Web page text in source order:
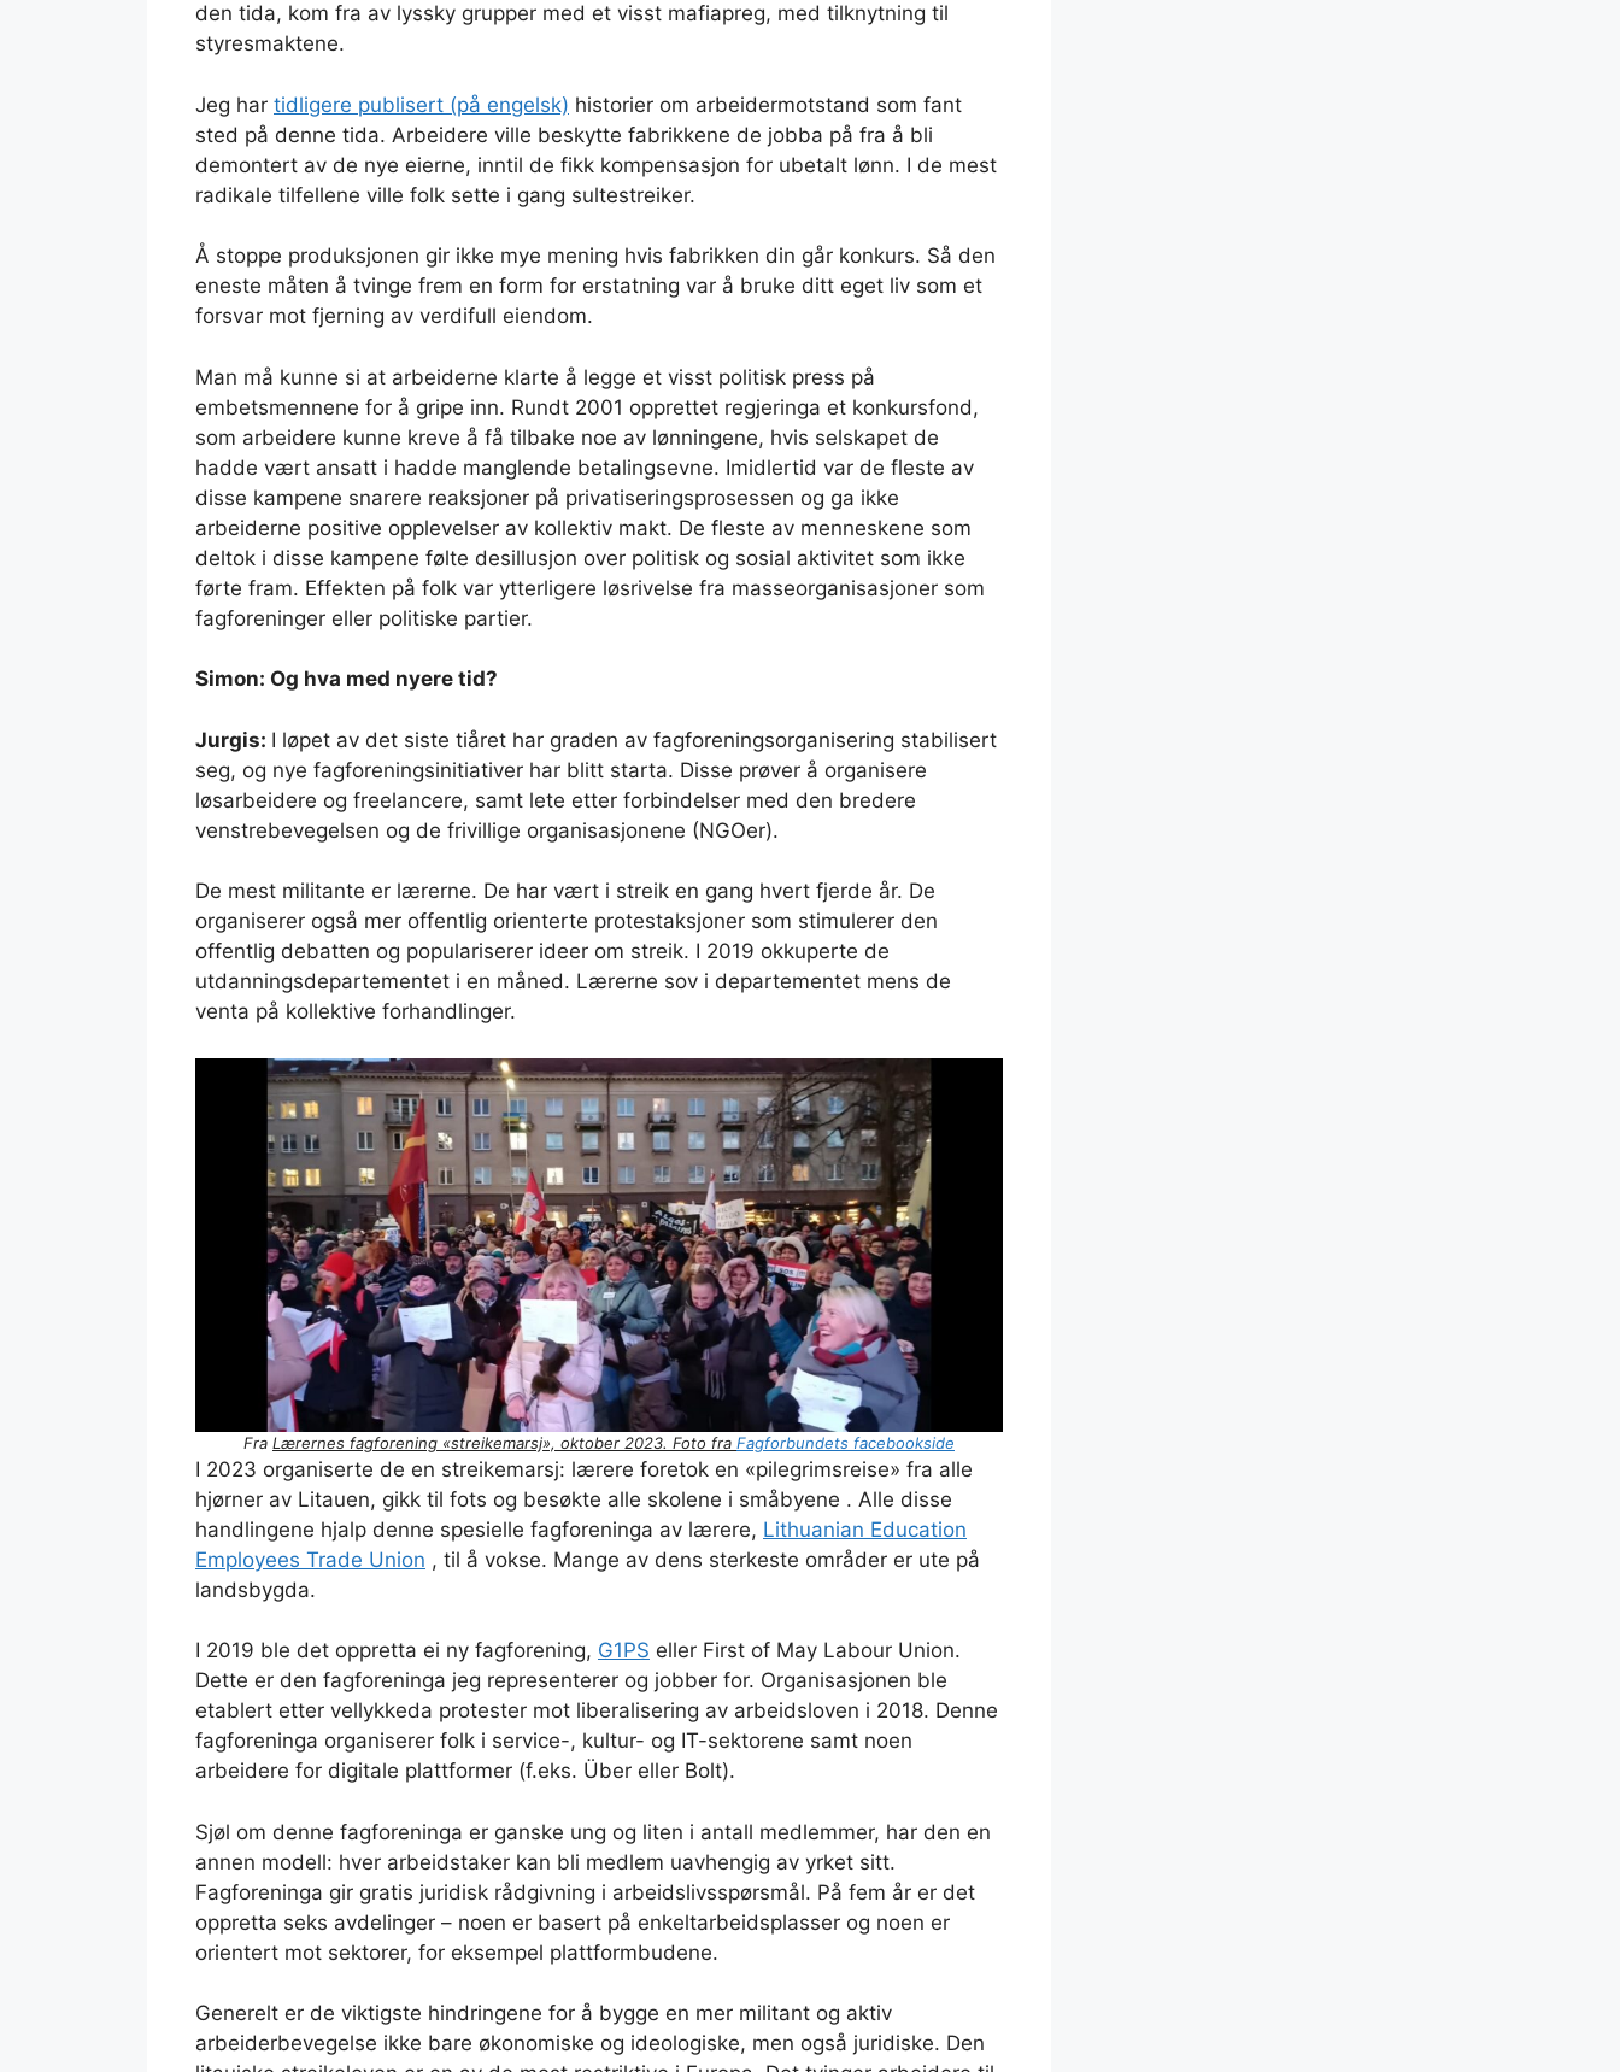
den tida, kom fra av lyssky grupper med et visst mafiapreg, med tilknytning til
styresmaktene.
Jeg har tidligere publisert (på engelsk) historier om arbeidermotstand som fant
sted på denne tida. Arbeidere ville beskytte fabrikkene de jobba på fra å bli
demontert av de nye eierne, inntil de fikk kompensasjon for ubetalt lønn. I de mest
radikale tilfellene ville folk sette i gang sultestreiker.
Å stoppe produksjonen gir ikke mye mening hvis fabrikken din går konkurs. Så den
eneste måten å tvinge frem en form for erstatning var å bruke ditt eget liv som et
forsvar mot fjerning av verdifull eiendom.
Man må kunne si at arbeiderne klarte å legge et visst politisk press på
embetsmennene for å gripe inn. Rundt 2001 opprettet regjeringa et konkursfond,
som arbeidere kunne kreve å få tilbake noe av lønningene, hvis selskapet de
hadde vært ansatt i hadde manglende betalingsevne. Imidlertid var de fleste av
disse kampene snarere reaksjoner på privatiseringsprosessen og ga ikke
arbeiderne positive opplevelser av kollektiv makt. De fleste av menneskene som
deltok i disse kampene følte desillusjon over politisk og sosial aktivitet som ikke
førte fram. Effekten på folk var ytterligere løsrivelse fra masseorganisasjoner som
fagforeninger eller politiske partier.
Simon: Og hva med nyere tid?
Jurgis: I løpet av det siste tiåret har graden av fagforeningsorganisering stabilisert
seg, og nye fagforeningsinitiativer har blitt starta. Disse prøver å organisere
løsarbeidere og freelancere, samt lete etter forbindelser med den bredere
venstrebevegelsen og de frivillige organisasjonene (NGOer).
De mest militante er lærerne. De har vært i streik en gang hvert fjerde år. De
organiserer også mer offentlig orienterte protestaksjoner som stimulerer den
offentlig debatten og populariserer ideer om streik. I 2019 okkuperte de
utdanningsdepartementet i en måned. Lærerne sov i departementet mens de
venta på kollektive forhandlinger.
Fra Lærernes fagforening «streikemarsj», oktober 2023. Foto fra Fagforbundets facebookside
I 2023 organiserte de en streikemarsj: lærere foretok en «pilegrimsreise» fra alle
hjørner av Litauen, gikk til fots og besøkte alle skolene i småbyene . Alle disse
handlingene hjalp denne spesielle fagforeninga av lærere, Lithuanian Education
Employees Trade Union , til å vokse. Mange av dens sterkeste områder er ute på
landsbygda.
I 2019 ble det oppretta ei ny fagforening, G1PS eller First of May Labour Union.
Dette er den fagforeninga jeg representerer og jobber for. Organisasjonen ble
etablert etter vellykkeda protester mot liberalisering av arbeidsloven i 2018. Denne
fagforeninga organiserer folk i service-, kultur- og IT-sektorene samt noen
arbeidere for digitale plattformer (f.eks. Über eller Bolt).
Sjøl om denne fagforeninga er ganske ung og liten i antall medlemmer, har den en
annen modell: hver arbeidstaker kan bli medlem uavhengig av yrket sitt.
Fagforeninga gir gratis juridisk rådgivning i arbeidslivsspørsmål. På fem år er det
oppretta seks avdelinger – noen er basert på enkeltarbeidsplasser og noen er
orientert mot sektorer, for eksempel plattformbudene.
Generelt er de viktigste hindringene for å bygge en mer militant og aktiv
arbeiderbevegelse ikke bare økonomiske og ideologiske, men også juridiske. Den